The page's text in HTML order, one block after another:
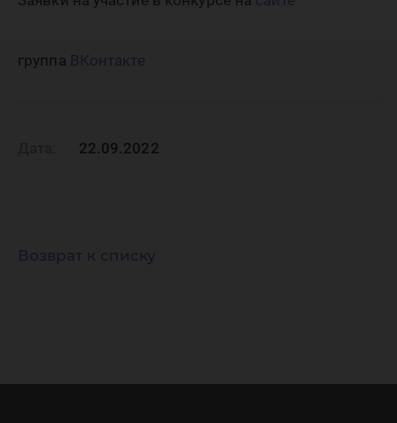
группа ВКонтакте
22.09.2022
Возврат к списку